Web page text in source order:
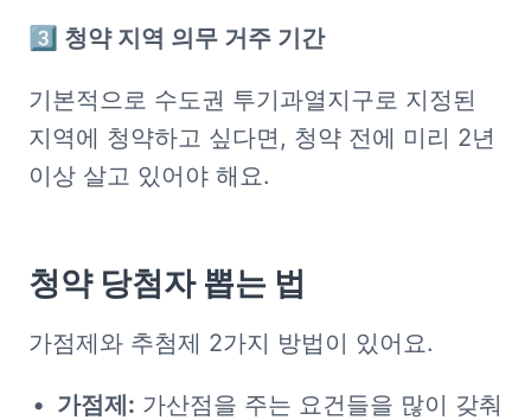
3️⃣ 청약 지역 의무 거주 기간
기본적으로 수도권 투기과열지구로 지정된
지역에 청약하고 싶다면, 청약 전에 미리 2년
이상 살고 있어야 해요.
청약 당첨자 뽑는 법
가점제와 추첨제 2가지 방법이 있어요.
가점제: 가산점을 주는 요건들을 많이 갖춰